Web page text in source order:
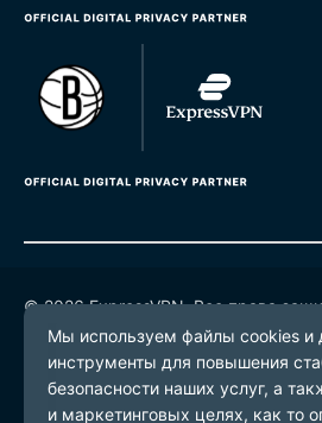
© 2026 ExpressVPN. Все права
Политика конфиденциальности
Условия предоставления услуг
Настройки файлов cookie